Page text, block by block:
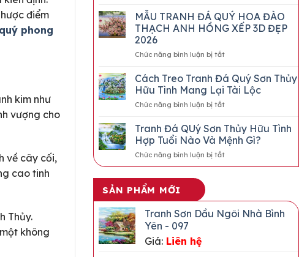
điểm
phong
kim như
vượng cho
về cây cối,
cao tinh
Thủy.
không
Hồ
Biểu
Cửu
MẪU
TRANH
ĐÁ
THỦY
MẪU TRANH ĐÁ QUÝ HOA ĐÀO
THẠCH ANH HỒNG XẾP 3D ĐẸP
2026
Chức năng bình luận bị tắtở
TRANH
ĐÁ
QUÝ
HOA
THẠCH
ANH
HỒNG
3D
Cách Treo Tranh Đá Quý Sơn Thủy
Hữu Tình Mang Lại Tài Lộc
Chức năng bình luận bị tắtở
Treo
Tranh
Đá
Quý
Sơn
Mang
Lại
Tranh Đá QUý Sơn Thủy Hữu Tình
Hợp Tuổi Nào Và Mệnh Gì?
Chức năng bình luận bị tắtở
Tranh
Hữu
SẢN PHẨM MỚI
Tranh Sơn Dầu Ngôi Nhà Bình
Yên - 097
Giá: Liên hệ